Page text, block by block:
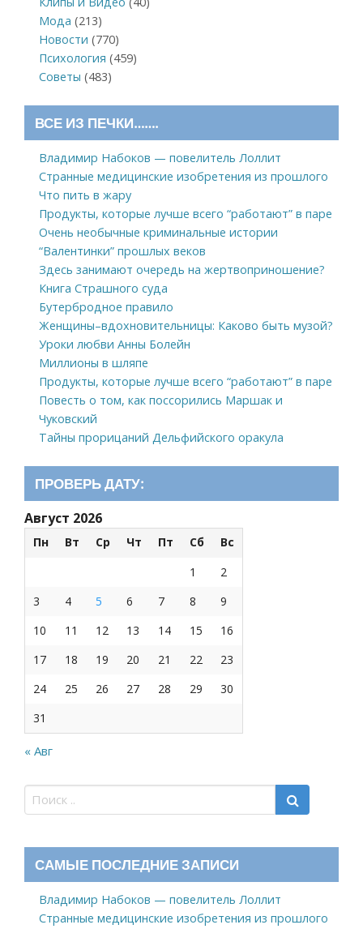
Мода (213)
Новости (770)
Психология (459)
Советы (483)
ВСЕ ИЗ ПЕЧКИ…….
Владимир Набоков — повелитель Лоллит
Странные медицинские изобретения из прошлого
Что пить в жару
Продукты, которые лучше всего “работают” в паре
Очень необычные криминальные истории
“Валентинки” прошлых веков
Здесь занимают очередь на жертвоприношение?
Книга Страшного суда
Бутербродное правило
Женщины–вдохновительницы: Каково быть музой?
Уроки любви Анны Болейн
Миллионы в шляпе
Продукты, которые лучше всего “работают” в паре
Повесть о том, как поссорились Маршак и
Чуковский
Тайны прорицаний Дельфийского оракула
ПРОВЕРЬ ДАТУ:
Август 2026
Пн Вт Ср Чт Пт Сб
Вс
1
2
3
4 5 6 7 8
9
10
11 12 13 14 15
16
17
18 19 20 21 22
23
24
25 26 27 28 29
30
31
« Авг
САМЫЕ ПОСЛЕДНИЕ ЗАПИСИ
Владимир Набоков — повелитель Лоллит
Странные медицинские изобретения из прошлого